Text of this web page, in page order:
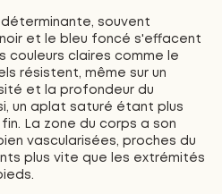
souvent
et le bleu foncé s'effacent
couleurs claires comme le
résistent, même sur un
et la profondeur du
un aplat saturé étant plus
La zone du corps a son
vascularisées, proches du
plus vite que les extrémités